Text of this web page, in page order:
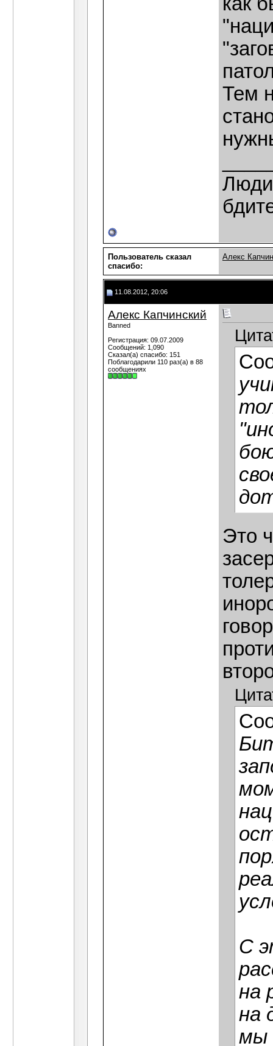
Тем
Пользователь сказал
cпасибо:
Алекс
11.08.2012, 20:06
Алекс Капчинский
Banned
Регистрация: 09.07.2009
Сообщений: 1,090
Сказал(а) спасибо: 151
Поблагодарили 110 раз(а) в 88
сообщениях
Это
С
на
на
мы